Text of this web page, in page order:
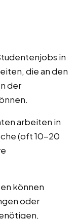
in
die an den
der
arbeiten in
(oft 10-20
können
oder